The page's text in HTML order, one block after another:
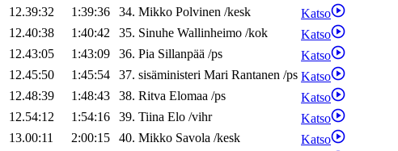
12.39:32
1:39:36 34. Mikko Polvinen /kesk
Katso
12.40:38
1:40:42 35. Sinuhe Wallinheimo /kok
Katso
12.43:05
1:43:09 36. Pia Sillanpää /ps
Katso
12.45:50
1:45:54 37. sisäministeri Mari Rantanen /ps Katso
12.48:39
1:48:43 38. Ritva Elomaa /ps
Katso
12.54:12
1:54:16 39. Tiina Elo /vihr
Katso
13.00:11
2:00:15 40. Mikko Savola /kesk
Katso